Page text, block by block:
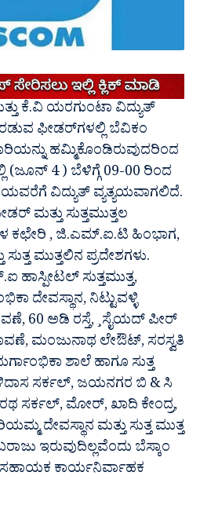
ಕೆ.ವಿ ಯರಗುಂಟಾ ವಿದ್ಯುತ್
ಫೀಡರ್‌ಗಳಲ್ಲಿ ಬೆವಿಕಂ
ಹಮ್ಮಿಕೊಂಡಿರುವುದರಿಂದ
(ಜೂನ್‌ 4 ) ಬೆಳಿಗ್ಗೆ 09-00 ರಿಂದ
ವಿದ್ಯುತ್ ವ್ಯತ್ಯಯವಾಗಲಿದೆ.
ಮತ್ತು ಸುತ್ತಮುತ್ತಲ
ಕಛೇರಿ , ಜಿ.ಎಮ್.ಐ.ಟಿ ಹಿಂಭಾಗ,
ಮುತ್ತಲಿನ ಪ್ರದೇಶಗಳು.
ಸುತ್ತಮುತ್ತ,
ದೇವಸ್ಥಾನ, ನಿಟ್ಟುವಳ್ಳಿ
60 ಅಡಿ ರಸ್ತೆ, ¸ಸೈಯದ್ ಪೀರ್
ಮಂಜುನಾಥ ಲೇಔಟ್, ಸರಸ್ವತಿ
ಶಾಲೆ ಹಾಗೂ ಸುತ್ತ
ಸರ್ಕಲ್, ಜಯನಗರ ಬಿ & ಸಿ
ಸರ್ಕಲ್, ಮೋರ್, ಖಾದಿ ಕೇಂದ್ರ,
ದೇವಸ್ಥಾನ ಮತ್ತು ಸುತ್ತ ಮುತ್ತ
ಇರುವುದಿಲ್ಲವೆಂದು ಬೆಸ್ಕಾಂ
ಕಾರ್ಯನಿರ್ವಾಹಕ